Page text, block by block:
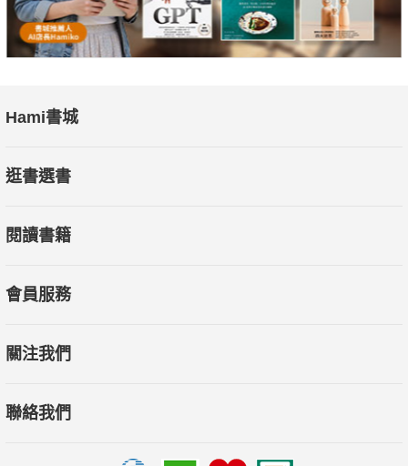
Hami書城
逛書選書
閱讀書籍
會員服務
關注我們
聯絡我們